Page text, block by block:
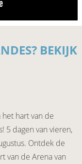
BEKIJK
hart van de
5 dagen van vieren,
Ontdek de
van de Arena van